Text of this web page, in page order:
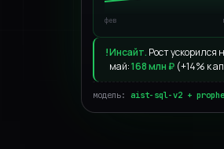
фев
!Инсайт. Рост ускорился
май:168 млн ₽ (+14% к
модель: aist-sql-v2 +